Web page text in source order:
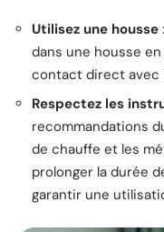
Utilisez une housse
dans une housse
contact direct avec
Respectez les
recommandations
de chauffe et les
prolonger la durée
garantir une